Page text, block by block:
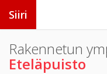
Siiri
Rakennetun
Eteläpuisto